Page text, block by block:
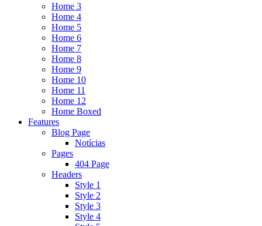
Home 3
Home 4
Home 5
Home 6
Home 7
Home 8
Home 9
Home 10
Home 11
Home 12
Home Boxed
Features
Blog Page
Notícias
Pages
404 Page
Headers
Style 1
Style 2
Style 3
Style 4